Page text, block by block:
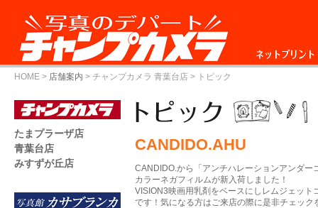
ネットプリント
HOME > 店舗案内 > チャンプカメラ 青葉台店 > トピック
CANDIDO.AHU
CANDIDO.から「アンチハレーションアンダー
カラーネガフィルムが新入荷しました！
VISION3映画用乳剤をベースにしレムジェッ
です！気になる方はご来店の際に是非チェック
たまプラーザ店
青葉台店
みすずが丘店